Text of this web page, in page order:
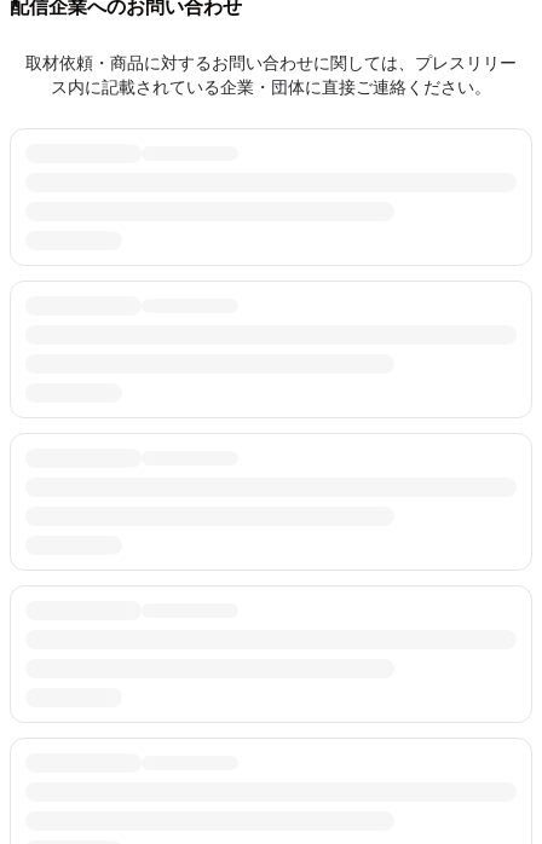
配信企業へのお問い合わせ
取材依頼・商品に対するお問い合わせに関しては、プレスリリー
ス内に記載されている企業・団体に直接ご連絡ください。